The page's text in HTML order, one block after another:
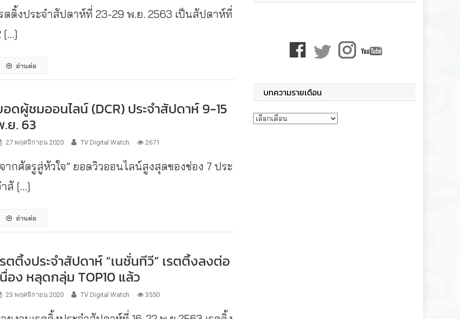
ตติ้งประจำสัปดาห์ที่ 23-29 พ.ย. 2563 เป็นสัปดาห์ที่
[…]
อ่านต่อ
ดผู้ชมออนไลน์ (DCR) ประจำสัปดาห์ 9-15
ย. 63
27 พฤศจิกายน 2020 TV Digital Watch 2671
ากศัตรูสู่หัวใจ” ยอดวิวออนไลน์สูงสุดของช่อง 7 ประ
สั […]
อ่านต่อ
ตติ้งประจำสัปดาห์ “เนชั่นทีวี” เรตติ้งลงต่อ
อง หลุดกลุ่ม TOP10 แล้ว
23 พฤศจิกายน 2020 TV Digital Watch 3550
บทความรายเดือน
บทความรายเดือน